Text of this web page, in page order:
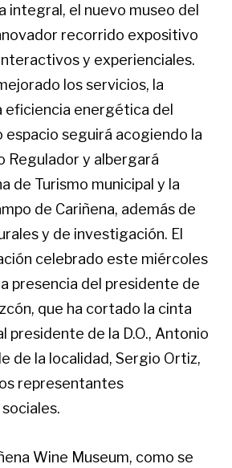
integral, el nuevo museo del
recorrido expositivo
y experienciales.
los servicios, la
eficiencia energética del
espacio seguirá acogiendo la
Regulador y albergará
de Turismo municipal y la
de Cariñena, además de
y de investigación. El
celebrado este miércoles
presencia del presidente de
que ha cortado la cinta
presidente de la D.O., Antonio
de la localidad, Sergio Ortiz,
representantes
Wine Museum, como se